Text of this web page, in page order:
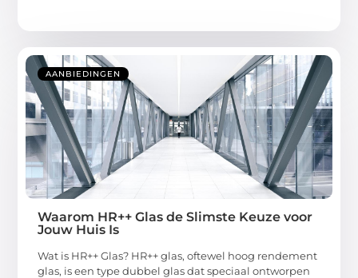
AANBIEDINGEN
Waarom HR++ Glas de Slimste Keuze voor
Jouw Huis Is
Wat is HR++ Glas? HR++ glas, oftewel hoog rendement
glas, is een type dubbel glas dat speciaal ontworpen